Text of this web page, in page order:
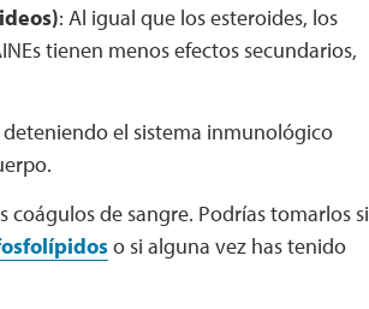
: Al igual que los esteroides, los
tienen menos efectos secundarios,
el sistema inmunológico
de sangre. Podrías tomarlos si
o si alguna vez has tenido